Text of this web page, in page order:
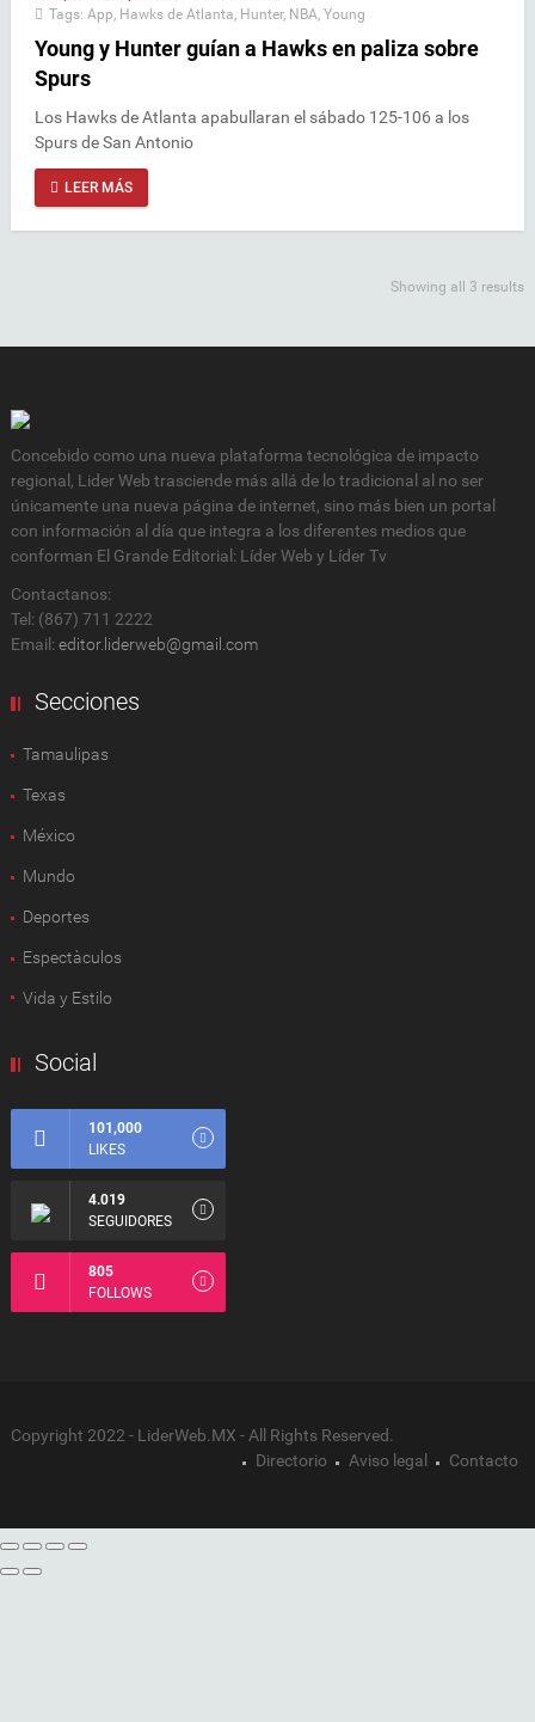
Tags: App, Hawks de Atlanta, Hunter, NBA, Young
Young y Hunter guían a Hawks en paliza sobre
Spurs
Los Hawks de Atlanta apabullaran el sábado 125-106 a los
Spurs de San Antonio
LEER MÁS
Showing all 3 results
Concebido como una nueva plataforma tecnológica de impacto
regional, Lider Web trasciende más allá de lo tradicional al no ser
únicamente una nueva página de internet, sino más bien un portal
con información al día que integra a los diferentes medios que
conforman El Grande Editorial: Líder Web y Líder Tv
Contactanos:
Tel: (867) 711 2222
Email: editor.liderweb@gmail.com
Secciones
Tamaulipas
Texas
México
Mundo
Deportes
Espectàculos
Vida y Estilo
Social
101,000
LIKES
4.019
SEGUIDORES
805
FOLLOWS
Copyright 2022 - LiderWeb.MX - All Rights Reserved.
Directorio
Aviso legal Contacto